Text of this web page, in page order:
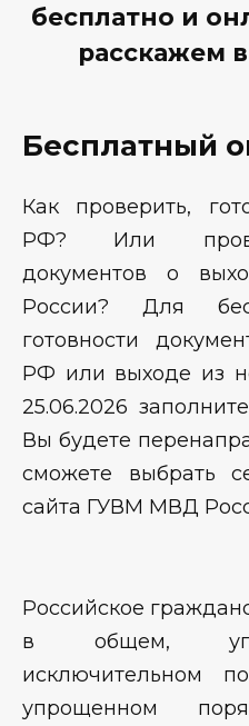
бесплатно и
расскажем
Бесплатный
Как проверить,
РФ? Или
документов о
России? Для
готовности
РФ или выходе из
25.06.2026
Вы будете
сможете выбрать
сайта ГУВМ МВД
Российское
в общем,
исключительном
упрощенном